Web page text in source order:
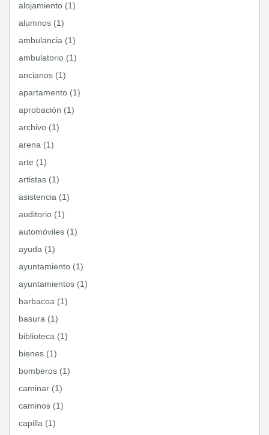
alojamiento (1)
alumnos (1)
ambulancia (1)
ambulatorio (1)
ancianos (1)
apartamento (1)
aprobación (1)
archivo (1)
arena (1)
arte (1)
artistas (1)
asistencia (1)
auditorio (1)
automóviles (1)
ayuda (1)
ayuntamiento (1)
ayuntamientos (1)
barbacoa (1)
basura (1)
biblioteca (1)
bienes (1)
bomberos (1)
caminar (1)
caminos (1)
capilla (1)